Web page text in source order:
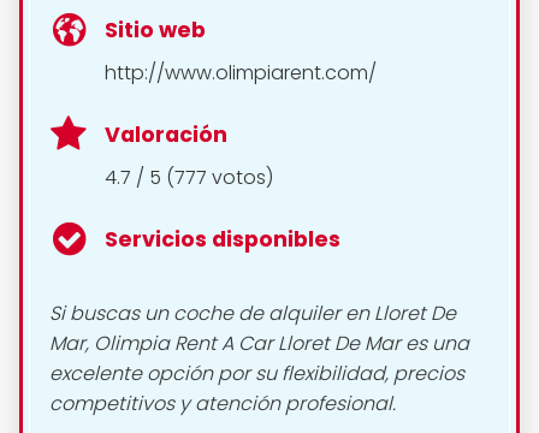
Sitio web
http://www.olimpiarent.com/
Valoración
4.7 / 5 (777 votos)
Servicios disponibles
Si buscas un coche de alquiler en Lloret De
Mar, Olimpia Rent A Car Lloret De Mar es una
excelente opción por su flexibilidad, precios
competitivos y atención profesional.